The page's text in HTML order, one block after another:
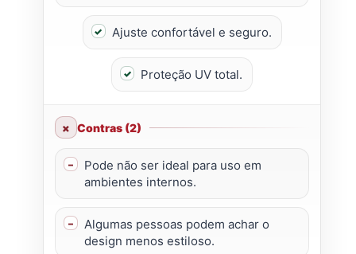
Ajuste confortável e seguro.
Proteção UV total.
Contras (2)
Pode não ser ideal para uso em
ambientes internos.
Algumas pessoas podem achar o
design menos estiloso.